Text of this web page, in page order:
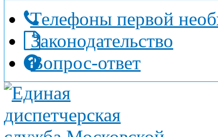
Телефоны первой
Законодательство
Вопрос-ответ